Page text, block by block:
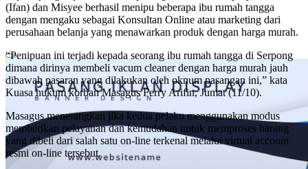
Top Viral
(Ifan) dan Misyee berhasil menipu beberapa ibu rumah tangga
dengan mengaku sebagai Konsultan Online atau marketing dari
perusahaan belanja yang menawarkan produk dengan harga murah.
“Penipuan ini terjadi kepada seorang ibu rumah tangga di Serpong
dimana dirinya membeli vacum cleaner dengan harga murah jauh
dibawah pasaran yang dilakukan oleh oknum pasangan ini,” kata
Kuasa hukum korban Masagus Ferry Arifin, Jumat (11/10).
Masagus menerangkan jika kedua pelaku menggunakan modus
memberikan pelayanan dan kemudahan untuk memproses barang
yang dibeli dari salah satu on-line terkenal melalui virtual account
resmi on-line tersebut.